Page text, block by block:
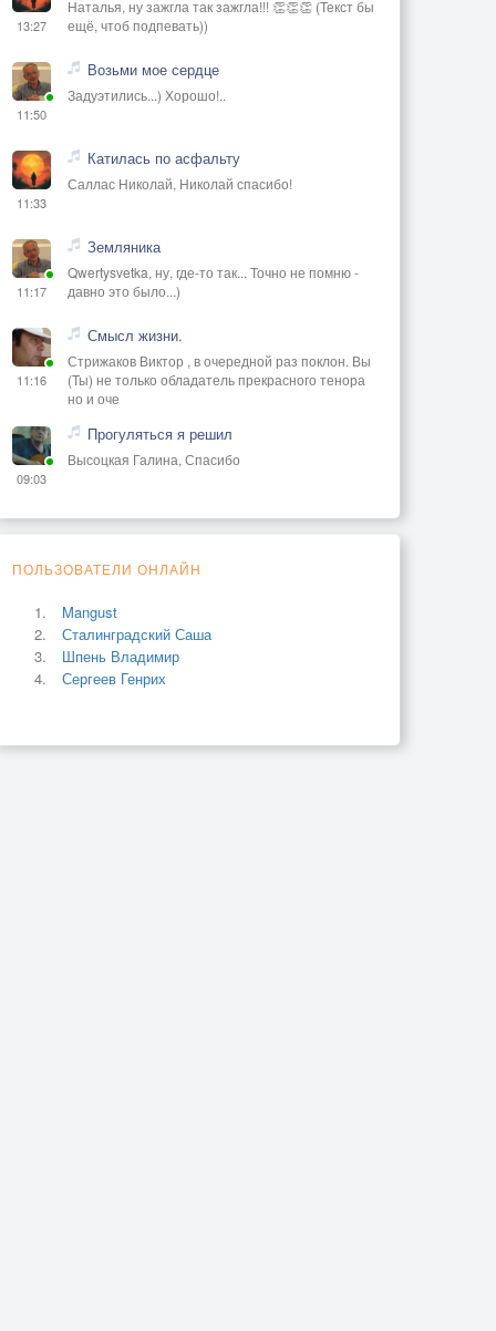
13:27
Наталья, ну зажгла так зажгла!!! 👏👏👏 (Текст бы
ещё, чтоб подпевать))
11:50
Возьми мое сердце
Задуэтились...) Хорошо!..
11:33
Катилась по асфальту
Саллас Николай, Николай спасибо!
11:17
Земляника
Qwertysvetka, ну, где-то так... Точно не помню -
давно это было...)
11:16
Смысл жизни.
Стрижаков Виктор , в очередной раз поклон. Вы
(Ты) не только обладатель прекрасного тенора
но и оче
09:03
Прогуляться я решил
Высоцкая Галина, Спасибо
ПОЛЬЗОВАТЕЛИ ОНЛАЙН
Mangust
Сталинградский Саша
Шпень Владимир
Сергеев Генрих